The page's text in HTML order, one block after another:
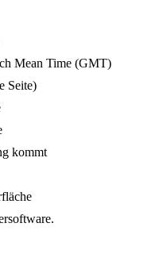
Mean Time (GMT)
Seite)
kommt